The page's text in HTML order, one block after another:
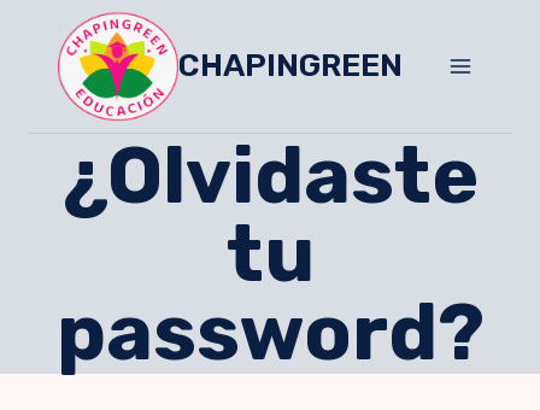
content
CHAPINGREEN
¿Olvidaste
tu
password?